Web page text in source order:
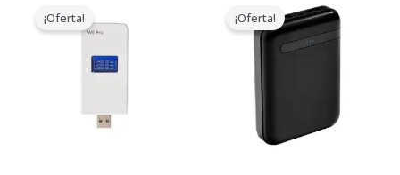
¡Oferta!original
era:
$139.00.
actual
$89.99.
¡Oferta!
precio
original
era:
$239.00.
precio
actual
es: